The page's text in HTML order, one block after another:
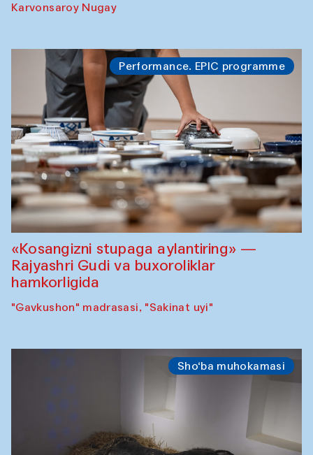
Karvonsaroy Nugay
Performance. EPIC programme
«Kosangizni stupaga aylantiring» —
Rajyashri Gudi va buxoroliklar
hamkorligida
"Gavkushon" madrasasi, "Sakinat uyi"
Sho‘ba muhokamasi